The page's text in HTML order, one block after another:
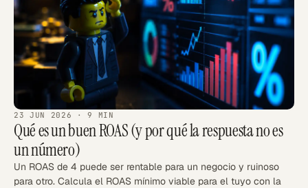
23 JUN 2026 · 9 MIN
Qué es un buen ROAS (y por qué la respuesta no es
un número)
Un ROAS de 4 puede ser rentable para un negocio y ruinoso
para otro. Calcula el ROAS mínimo viable para el tuyo con la